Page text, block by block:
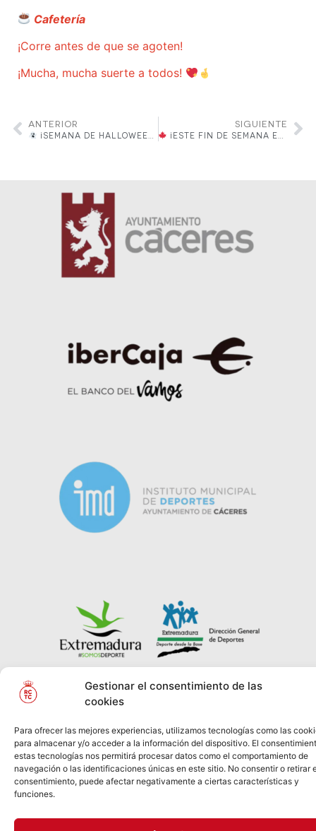
Gestionar el consentimiento de las
cookies
Para ofrecer las mejores experiencias, utilizamos tecnologías como las
para almacenar y/o acceder a la información del dispositivo. El
estas tecnologías nos permitirá procesar datos como el comportamiento de
navegación o las identificaciones únicas en este sitio. No consentir o retirar
consentimiento, puede afectar negativamente a ciertas características y
funciones.
Cafetería
¡Corre antes de que se agoten!
¡Mucha, mucha suerte a todos!
ANTERIOR
¡SEMANA DE HALLOWEEN CREATIVO EN LA LUDOTECA DEL CLUB!
SIGUIENTE
¡ESTE FIN DE SEMANA EN LA LUDOTECA! “OTOÑO DE JUEGOS Y TRADICIONES”
© REAL CLUB DE 2026
Información Legal
Política
de Cookies